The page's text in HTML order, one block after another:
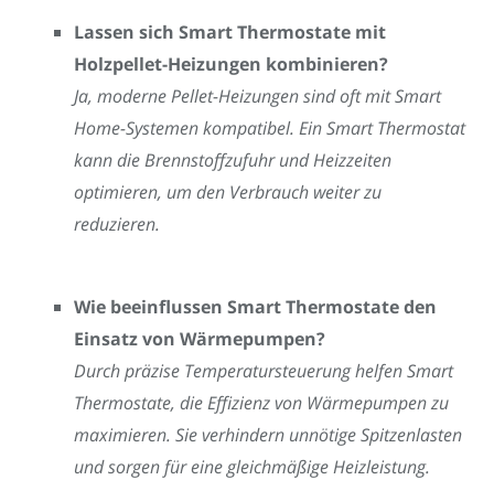
Lassen sich Smart Thermostate mit
Holzpellet-Heizungen kombinieren?
Ja, moderne Pellet-Heizungen sind oft mit Smart
Home-Systemen kompatibel. Ein Smart Thermostat
kann die Brennstoffzufuhr und Heizzeiten
optimieren, um den Verbrauch weiter zu
reduzieren.
Wie beeinflussen Smart Thermostate den
Einsatz von Wärmepumpen?
Durch präzise Temperatursteuerung helfen Smart
Thermostate, die Effizienz von Wärmepumpen zu
maximieren. Sie verhindern unnötige Spitzenlasten
und sorgen für eine gleichmäßige Heizleistung.